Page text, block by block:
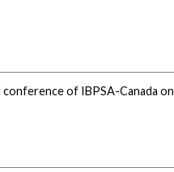
conference of IBPSA-Canada on